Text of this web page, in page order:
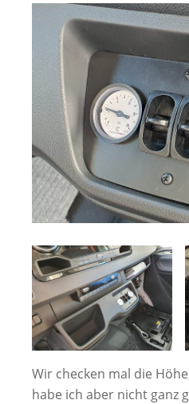
Wir checken mal die
habe ich aber nicht ganz